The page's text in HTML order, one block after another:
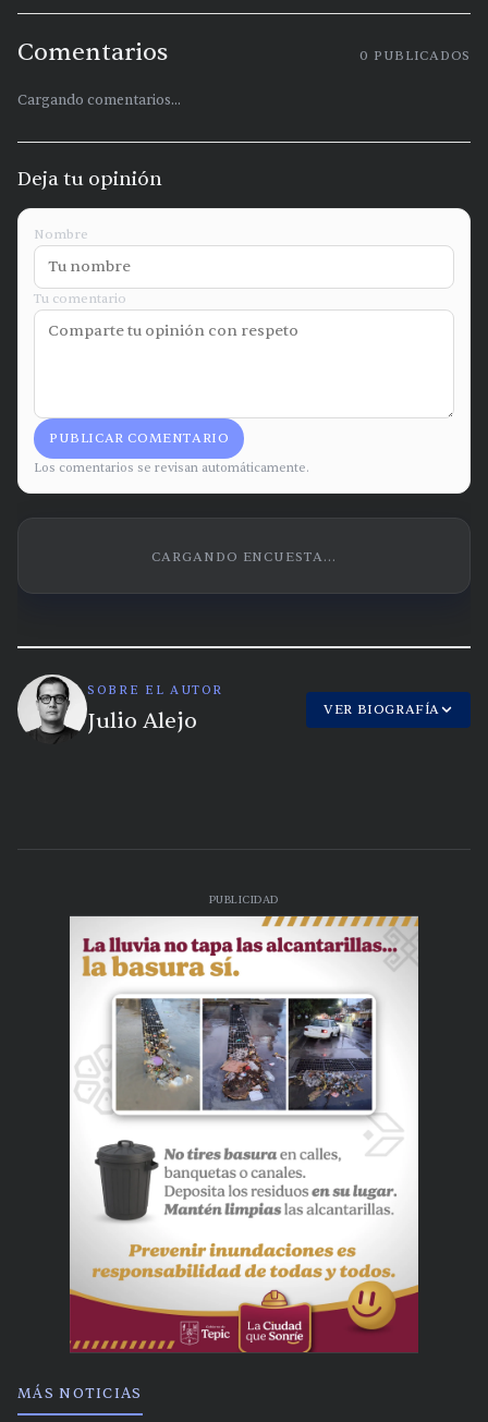
Comentarios 0 PUBLICADOS
Cargando comentarios...
Deja tu opinión
Nombre
Tu comentario
PUBLICAR COMENTARIO
Los comentarios se revisan automáticamente.
CARGANDO ENCUESTA...
SOBRE EL AUTOR
Julio Alejo VER BIOGRAFÍA
PUBLICIDAD
MÁS NOTICIAS